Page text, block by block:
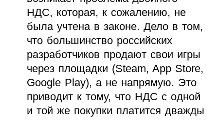
НДС, которая, к сожалению, не
была учтена в законе. Дело в том,
что большинство российских
разработчиков продают свои игры
через площадки (Steam, App Store,
Google Play), а не напрямую. Это
приводит к тому, что НДС с одной
и той же покупки платится дважды